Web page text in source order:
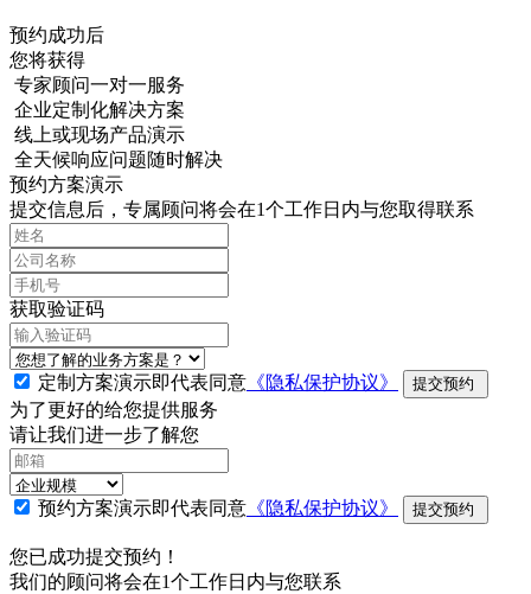
预约成功后
您将获得
专家顾问一对一服务
企业定制化解决方案
线上或现场产品演示
全天候响应问题随时解决
预约方案演示
提交信息后，专属顾问将会在1个工作日内与您取得联系
获取验证码
定制方案演示即代表同意 《隐私保护协议》 提交预约
为了更好的给您提供服务
请让我们进一步了解您
预约方案演示即代表同意 《隐私保护协议》 提交预约
您已成功提交预约！
我们的顾问将会在1个工作日内与您联系